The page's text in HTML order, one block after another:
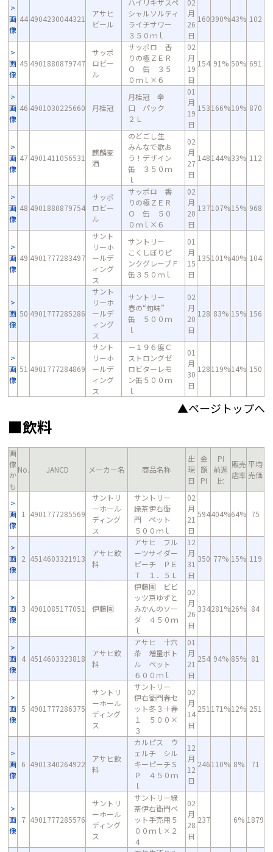
画
像
44 4904230044321
アサヒ
ビール
ハイリキザスペ
シャルソルティ
ライチサワー
３５０ｍｌ
02
月
26
日
160390%43% 102
画
像
45 4901880879747
サッポ
ロビー
ル
サッポロ 香
りの極ＺＥＲ
Ｏ 缶 ３５
０ｍｌ×６
02
月
19
日
154 91% 50% 691
画
像
46 4901030225660 月桂冠
月桂冠 辛
口 パック
２Ｌ
01
月
19
日
153166%10% 870
画
像
47 4901411056531
麒麟麦
酒
のどごし生
みんなで歌お
う！デザイン
缶 ３５０ｍ
ｌ
02
月
27
日
148144%33% 112
画
像
48 4901880879754
サッポ
ロビー
ル
サッポロ 香
りの極ＺＥＲ
Ｏ 缶 ５０
０ｍｌ×６
02
月
20
日
137107%15% 968
画
像
49 4901777283497
サント
リーホ
ールデ
ィング
ス
サントリー
こくしぼりピ
ンクグレープＦ
缶３５０ｍｌ
01
月
15
日
135101%40% 104
画
像
50 4901777285286
サント
リーホ
ールデ
ィング
ス
サントリー
春の“旬味”
缶 ５００ｍ
ｌ
02
月
20
日
128 83% 15% 156
画
像
51 4901777284869
サント
リーホ
ールデ
ィング
ス
－１９６度Ｃ
ストロングゼ
ロビターレモ
ン缶５００ｍ
ｌ
01
月
30
日
128119%14% 150
▲ページトップへ
■飲料
画
像
か
も
No. JANCD メーカー名 商品名称
出
現
日
金
額
PI
PI
前週
比
販売
店率
平均
売価
画
像
1 4901777285569
サントリ
ーホール
ディング
ス
サントリー
緑茶伊右衛
門 ペット
５００ｍｌ
02
月
21
日
594404%64% 75
画
像
2 4514603321913
アサヒ飲
料
アサヒ フル
ーツサイダー
ピーチ ＰＥ
Ｔ １．５Ｌ
12
月
31
日
350 77% 15% 119
画
像
3 4901085177051 伊藤園
伊藤園 ビビ
ッツ京ゆずと
みかんのソー
ダ ４５０ｍ
ｌ
02
月
26
日
334281%26% 84
画
像
4 4514603323818
アサヒ飲
料
アサヒ 十六
茶 増量ボト
ル ペット
６００ｍｌ
01
月
21
日
254 94% 85% 81
画
像
5 4901777286375
サントリ
ーホール
ディング
ス
サントリー
伊右衛門春セ
ット冬３＋春
１ ５００×
３
02
月
14
日
251 171%12% 251
画
像
6 4901340264922
アサヒ飲
料
カルピス ウ
ェルチ シル
キーピーチＳ
Ｐ ４５０ｍ
ｌ
12
月
12
日
246110% 8% 71
画
像
7 4901777285576
サントリ
ーホール
ディング
ス
サントリー緑
茶伊右衛門ペ
ット手売用５
００ｍｌ×２
４
02
月
28
日
237 6% 1879